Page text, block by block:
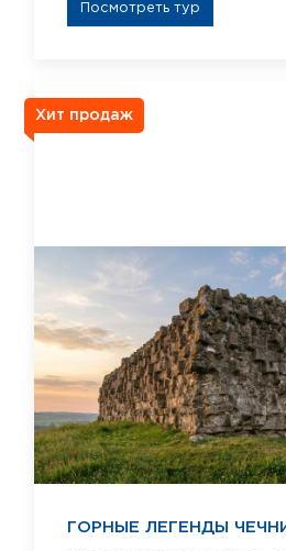
Посмотреть тур
Хит продаж
ГОРНЫЕ ЛЕГЕНДЫ